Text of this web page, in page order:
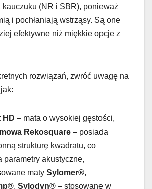
kauczuku (NR i SBR), ponieważ
i pochłaniają wstrząsy. Są one
efektywne niż miękkie opcje z
rozwiązań, zwróć uwagę na
HD – mata o wysokiej gęstości,
Rekosquare – posiada
strukturę kwadratu, co
parametry akustyczne,
maty Sylomer®,
, Sylodyn® – stosowane w